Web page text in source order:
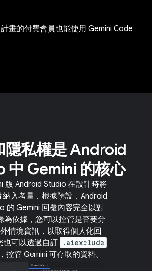
畫的付費會員也能使用 Gemini Code
隱私權是 Android
中 Gemini 的核心
版 Android Studio 在設計時將
納入考量，根據預設，Android
的 Gemini 回覆內容完全以對
為依據，您可以控管是否要分
情境資訊，以取得個人化回
也可以透過自訂
.aiexclude
控管 Gemini 可存取的資料。